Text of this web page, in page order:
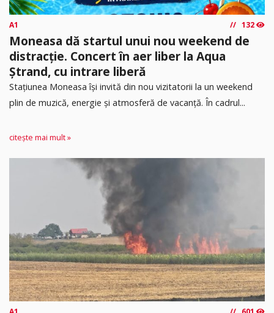
A1 132
Moneasa dă startul unui nou weekend de
distracție. Concert în aer liber la Aqua
Ștrand, cu intrare liberă
Stațiunea Moneasa își invită din nou vizitatorii la un weekend
plin de muzică, energie și atmosferă de vacanță. În cadrul...
citește mai mult »